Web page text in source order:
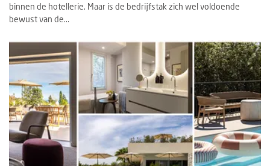
binnen de hotellerie. Maar is de bedrijfstak zich wel voldoende
bewust van de...